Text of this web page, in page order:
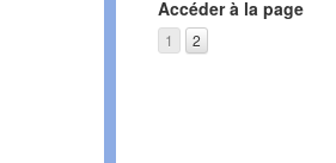
Accéder à la page
1 2